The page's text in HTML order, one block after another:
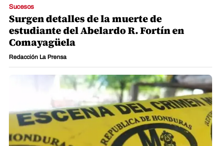
Sucesos
Surgen detalles de la muerte de
estudiante del Abelardo R. Fortín en
Comayagüela
Redacción La Prensa